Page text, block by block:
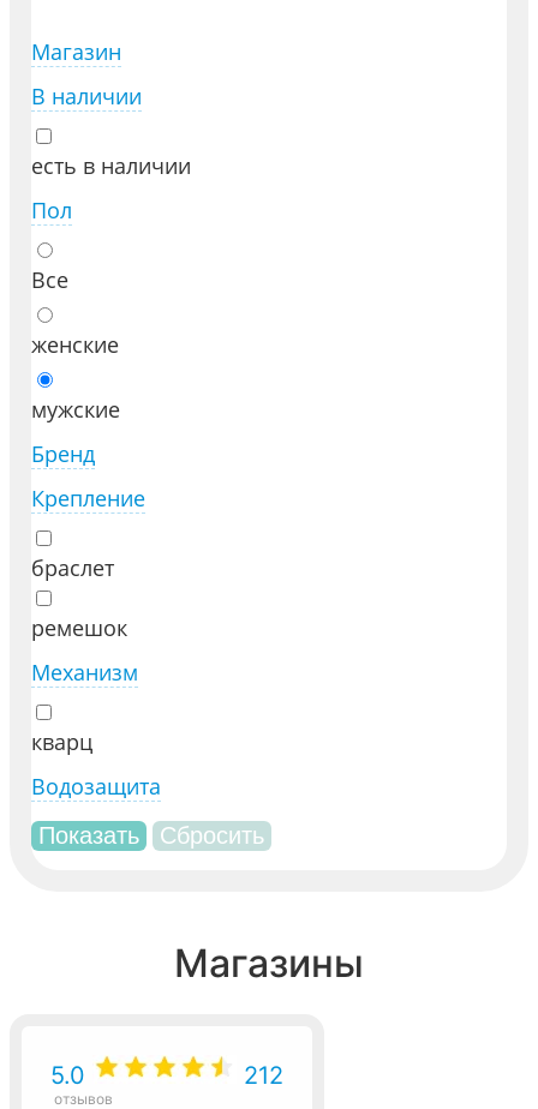
Магазин
В наличии
есть в наличии
Пол
Все
женские
мужские
Бренд
Крепление
браслет
ремешок
Механизм
кварц
Водозащита
Магазины
5.0 212
отзывов